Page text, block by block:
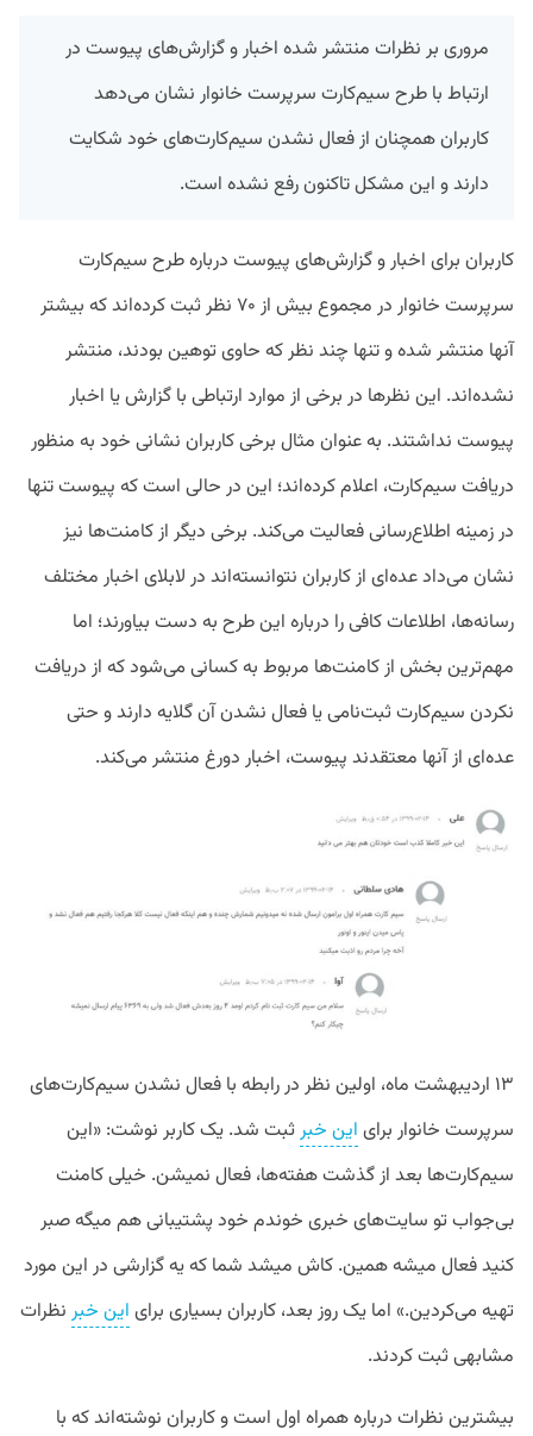
مروری بر نظرات منتشر شده اخبار و گزارش‌های پیوست در
ارتباط با طرح سیم‌کارت سرپرست خانوار نشان می‌دهد
کاربران همچنان از فعال نشدن سیم‌کارت‌های خود شکایت
دارند و این مشکل تاکنون رفع نشده است.
کاربران برای اخبار و گزارش‌های پیوست درباره طرح سیم‌کارت
سرپرست خانوار در مجموع بیش از ۷۰ نظر ثبت کرده‌اند که بیشتر
آنها منتشر شده و تنها چند نظر که حاوی توهین بودند، منتشر
نشده‌اند. این نظرها در برخی از موارد ارتباطی با گزارش‌ یا اخبار
پیوست نداشتند. به عنوان مثال برخی کاربران نشانی خود به منظور
دریافت سیم‌کارت، اعلام کرده‌اند؛ این در حالی است که پیوست تنها
در زمینه اطلاع‌رسانی فعالیت می‌کند. برخی دیگر از کامنت‌ها نیز
نشان می‌داد عده‌ای از کاربران نتوانسته‌اند در لابلای اخبار مختلف
رسانه‌ها، اطلاعات کافی را درباره این طرح به دست بیاورند؛ اما
مهم‌ترین بخش از کامنت‌ها مربوط به کسانی می‌شود که از دریافت
نکردن سیم‌کارت ثبت‌نامی یا فعال نشدن آن گلایه دارند و حتی
عده‌ای از آنها معتقدند پیوست، اخبار دورغ منتشر می‌کند.
۱۳ اردیبهشت ماه، اولین نظر در رابطه با فعال نشدن سیم‌کارت‌های
سرپرست خانوار برای این خبر ثبت شد. یک کاربر نوشت: «این
سیم‌کارت‌ها بعد از گذشت هفته‌ها، فعال نمیشن. خیلی کامنت
بی‌جواب تو سایت‌های خبری خوندم خود پشتیبانی هم میگه صبر
کنید فعال میشه همین. کاش میشد شما که یه گزارشی در این مورد
تهیه می‌کردین.» اما یک روز بعد، کاربران بسیاری برای این خبر نظرات
مشابهی ثبت کردند.
بیشترین نظرات درباره همراه اول است و کاربران نوشته‌اند که با